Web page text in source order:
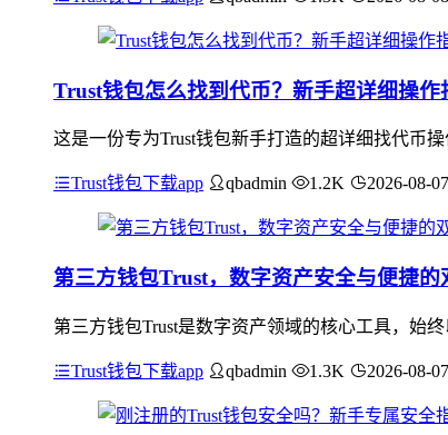
Trust钱包怎么找到代币？新手超详细操作
这是一份专为Trust钱包新手打造的超详细找代币
Trust钱包下载app qbadmin 1.2K 2026-08-07
第三方钱包Trust，数字资产安全与便捷的
第三方钱包Trust是数字资产领域的核心工具，始
Trust钱包下载app qbadmin 1.3K 2026-08-07